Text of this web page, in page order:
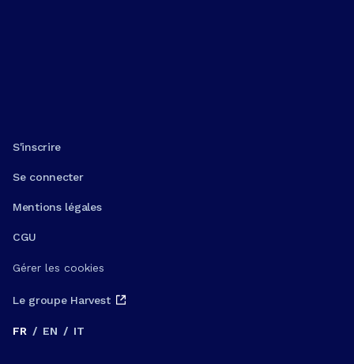
S'inscrire
Se connecter
Mentions légales
CGU
Gérer les cookies
Le groupe Harvest
FR / EN / IT